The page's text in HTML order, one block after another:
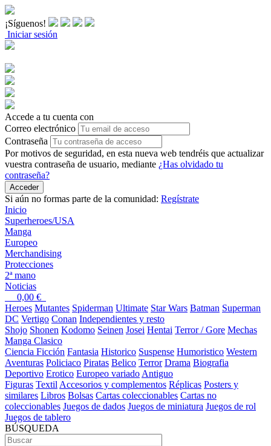
¡Síguenos!
Iniciar sesión
Accede a tu cuenta con
Correo electrónico
Contraseña
Por motivos de seguridad, en esta nueva web tendréis que actualizar
vuestra contraseña de usuario, mediante ¿Has olvidado tu
contraseña?
Acceder
Si aún no formas parte de la comunidad: Regístrate
Inicio
Superheroes/USA
Manga
Europeo
Merchandising
Protecciones
2ª mano
Noticias
0,00 €
Heroes Mutantes Spiderman Ultimate Star Wars Batman Superman
DC Vertigo Conan Independientes y resto
Shojo Shonen Kodomo Seinen Josei Hentai Terror / Gore Mechas
Manga Clasico
Ciencia Ficción Fantasia Historico Suspense Humoristico Western
Aventuras Policiaco Piratas Belico Terror Drama Biografia
Deportivo Erotico Europeo variado Antiguo
Figuras Textil Accesorios y complementos Réplicas Posters y
similares Libros Bolsas Cartas coleccionables Cartas no
coleccionables Juegos de dados Juegos de miniatura Juegos de rol
Juegos de tablero
BÚSQUEDA